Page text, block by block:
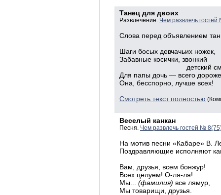
Танец для двоих
Развлечение. Чем развлечь
Слова перед объявлением
Шаги босых девчачьих ножек,
Забавные косички, звонкий
детский
Для папы дочь — всего
Она , бесспорно, лучше всех!
Смотреть текст полностью
Веселый канкан
Песня. Чем развлечь гостей №
На мотив песни «Кабаре» В.
Поздравляющие исполняют
Вам, друзья, всем бонжур!
Всех целуем! О-ля-ля!
Мы... (фамилия) все лямур,
Мы товарищи, друзья.